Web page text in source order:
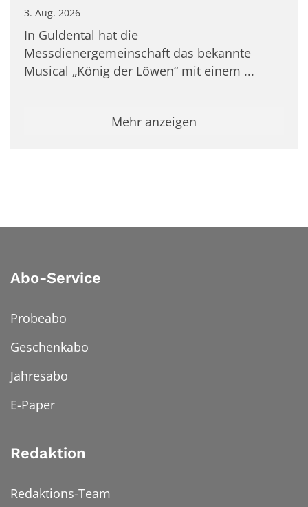
3. Aug. 2026
In Guldental hat die
Messdienergemeinschaft das bekannte
Musical „König der Löwen“ mit einem ...
Mehr anzeigen
Abo-Service
Probeabo
Geschenkabo
Jahresabo
E-Paper
Redaktion
Redaktions-Team